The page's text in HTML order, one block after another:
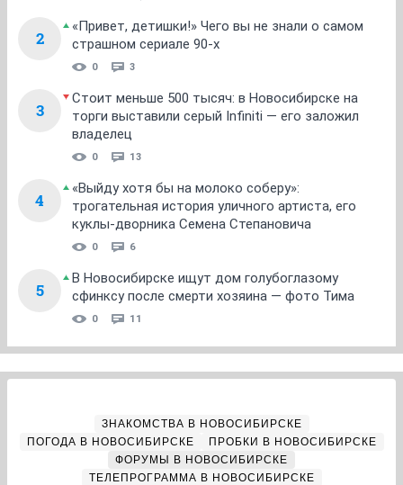
2
«Привет, детишки!» Чего вы не знали о самом
страшном сериале 90-х
0 3
3
Стоит меньше 500 тысяч: в Новосибирске на
торги выставили серый Infiniti — его заложил
владелец
0 13
4
«Выйду хотя бы на молоко соберу»:
трогательная история уличного артиста, его
куклы-дворника Семена Степановича
0 6
5
В Новосибирске ищут дом голубоглазому
сфинксу после смерти хозяина — фото Тима
0 11
ЗНАКОМСТВА В НОВОСИБИРСКЕ
ПОГОДА В НОВОСИБИРСКЕ
ПРОБКИ В НОВОСИБИРСКЕ
ФОРУМЫ В НОВОСИБИРСКЕ
ТЕЛЕПРОГРАММА В НОВОСИБИРСКЕ